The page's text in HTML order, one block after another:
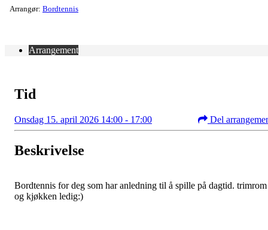
Arrangør: Bordtennis
Arrangement
Tid
Onsdag 15. april 2026 14:00 - 17:00 Del
Beskrivelse
Bordtennis for deg som har anledning til å spille på dagtid. trimrom
og kjøkken ledig:)